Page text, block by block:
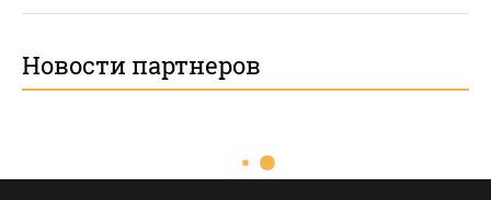
Новости партнеров